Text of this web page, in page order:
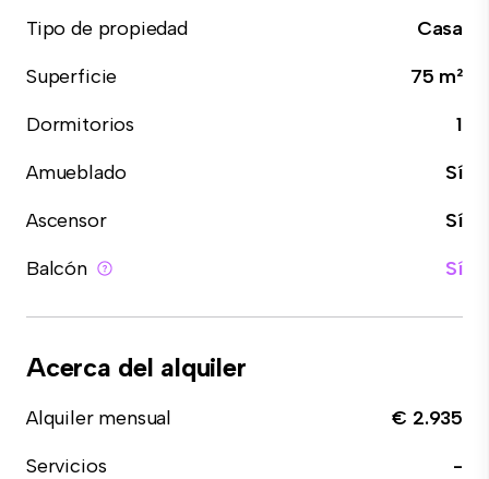
Tipo de propiedad
Casa
Superficie
75 m²
Dormitorios
1
Amueblado
Sí
Ascensor
Sí
Balcón
Sí
Acerca del alquiler
Alquiler mensual
€ 2.935
Servicios
-